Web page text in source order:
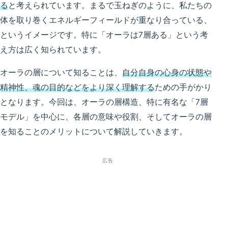
ると考えられています。まるで玉ねぎのように、私たちの
体を取り巻くエネルギーフィールドが重なり合っている、
というイメージです。特に「オーラは7層ある」という考
え方は広く知られています。
オーラの層について知ることは、 自分自身の心身の状態や
精神性、魂の目的などをより深く理解するための手がかり
となります。今回は、オーラの層構造、特に有名な「7層
モデル」を中心に、各層の意味や役割、そしてオーラの層
を知ることのメリットについて解説していきます。
広告